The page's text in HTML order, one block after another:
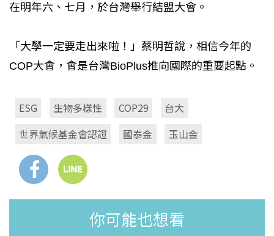
在明年六、七月，於台灣舉行結盟大會。
「大學一定要走出來啦！」蔡明哲說，相信今年的
COP大會，會是台灣BioPlus推向國際的重要起點。
ESG 生物多樣性 COP29
台大
世界氣候基金會認證
國泰金 玉山金
你可能也想看